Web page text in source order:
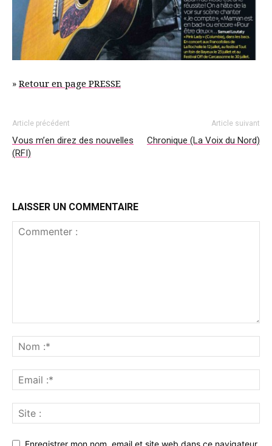
» Retour en page PRESSE
Article précédent
Vous m’en direz des nouvelles
(RFI)
Article suivant
Chronique (La Voix du Nord)
LAISSER UN COMMENTAIRE
Enregistrer mon nom, email et site web dans ce navigateur